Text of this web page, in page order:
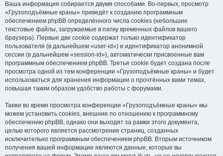
Ваша информация собирается двумя способами. Во-первых, просмотр
«Грузоподъёмные краны» приведёт к созданию программным
обеспечением phpBB определённого числа cookies (небольшие
текстовые файлы, загружаемые в папку временных файлов вашего
браузера). Первые две cookie содержат только идентификатор
пользователя (в дальнейшем «user-id») и идентификатор анонимной
сессии (в дальнейшем «session-id»), автоматически присвоенные вам
программным обеспечением phpBB. Третья cookie будет создана после
просмотра одной из тем конференции «Грузоподъёмные краны» и будет
использоваться для хранения информации о прочтённых вами темах,
повышая таким образом удобство работы с форумами.
Также во время просмотра конференции «Грузоподъёмные краны» мы
можем установить cookies, внешние по отношению к программному
обеспечению phpBB, однако они выходят за рамки этого документа,
целью которого является рассмотрение страниц, созданных
исключительно программным обеспечением phpBB. Вторым источником
получения вашей информации являются данные, которые вы